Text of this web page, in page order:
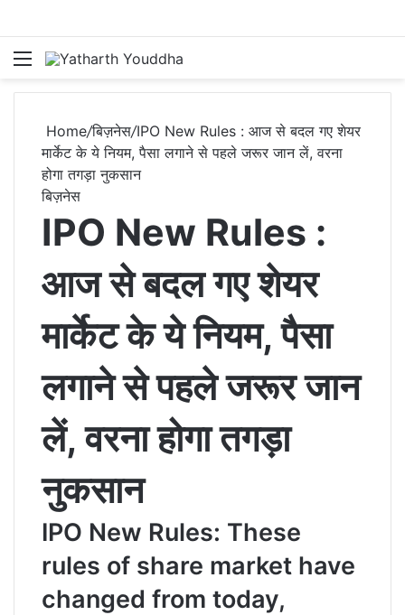
Menu
Home/बिज़नेस/IPO New Rules : आज से बदल गए शेयर
मार्केट के ये नियम, पैसा लगाने से पहले जरूर जान लें, वरना
होगा तगड़ा नुकसान
बिज़नेस
IPO New Rules :
आज से बदल गए शेयर
मार्केट के ये नियम, पैसा
लगाने से पहले जरूर जान
लें, वरना होगा तगड़ा
नुकसान
IPO New Rules: These
rules of share market have
changed from today,